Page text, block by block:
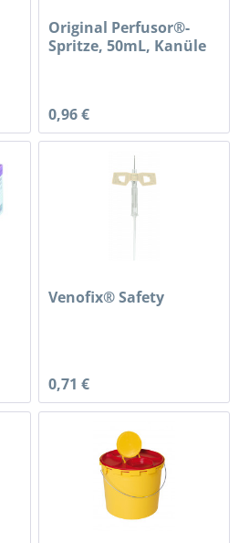
Original Perfusor®-
Spritze, 50mL, Kanüle
0,96 €
Venofix® Safety
0,71 €